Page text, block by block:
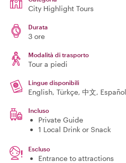
City Highlight Tours
Durata
3 ore
Modalità di trasporto
Tour a piedi
Lingue disponibili
English, Türkçe, 中文,
Incluso
Private Guide
1 Local Drink or Snack
Escluso
Entrance to attractions